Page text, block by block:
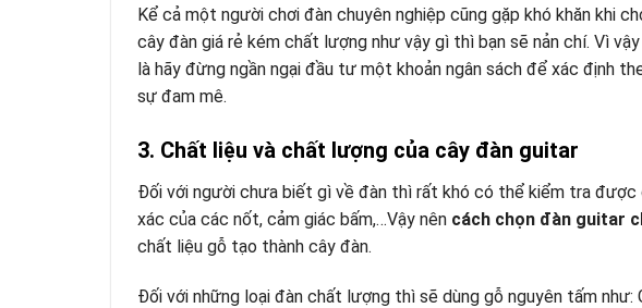
Kể cả một người chơi đàn chuyên nghiệp cũng gặp khó khăn khi
cây đàn giá rẻ kém chất lượng như vậy gì thì bạn sẽ nản chí. Vì vậy
là hãy đừng ngần ngại đầu tư một khoản ngân sách để xác định
sự đam mê.
3. Chất liệu và chất lượng của cây đàn guitar
Đối với người chưa biết gì về đàn thì rất khó có thể kiểm tra được
xác của các nốt, cảm giác bấm,…Vậy nên cách chọn đàn guitar
chất liệu gỗ tạo thành cây đàn.
Đối với những loại đàn chất lượng thì sẽ dùng gỗ nguyên tấm